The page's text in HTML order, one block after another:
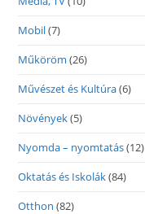
Mobil(7)
Műköröm (26)
Művészet és Kultúra(6)
Növények(5)
Nyomda – nyomtatás(12)
Oktatás és Iskolák(84)
Otthon (82)